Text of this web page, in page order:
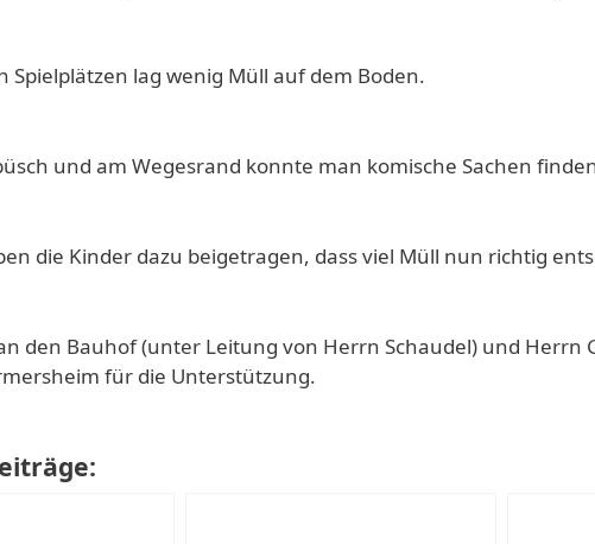
Spielplätzen lag wenig Müll auf dem Boden.
und am Wegesrand konnte man komische Sachen
die Kinder dazu beigetragen, dass viel Müll nun richtig
an den Bauhof (unter Leitung von Herrn Schaudel) und Herrn
für die Unterstützung.